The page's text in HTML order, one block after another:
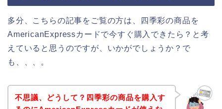
多分、こちらの記事をご覧の方は、四季彩の商品を
AmericanExpressカードで今すぐ購入できたら？と考
えていると思うのですが、いかがでしょうか？で
も、、、。
不思議、どうして？四季彩の商品を購入す